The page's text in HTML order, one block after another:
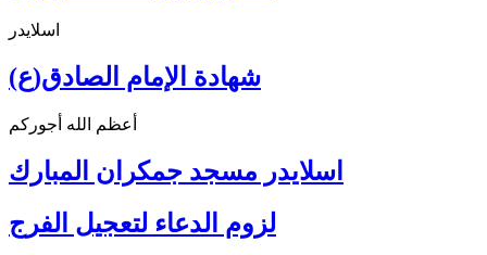
اسلايدر
شهادة الإمام الصادق(ع)
أعظم الله أجوركم
اسلايدر مسجد جمكران المبارك
لزوم الدعاء لتعجيل الفرج